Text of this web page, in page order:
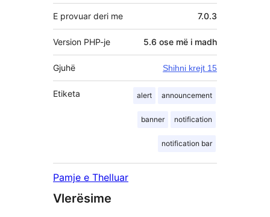
E provuar deri me 7.0.3
Version PHP-je 5.6 ose më i madh
Gjuhë Shihni krejt 15
Etiketa alert announcement
banner notification
notification bar
Pamje e Thelluar
Vlerësime